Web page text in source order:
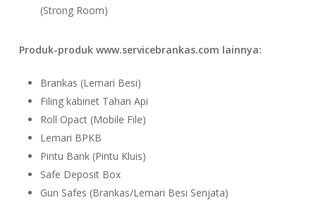
(Strong Room)
Produk-produk www.servicebrankas.com lainnya:
Brankas (Lemari Besi)
Filing kabinet Tahan Api
Roll Opact (Mobile File)
Lemari BPKB
Pintu Bank (Pintu Kluis)
Safe Deposit Box
Gun Safes (Brankas/Lemari Besi Senjata)